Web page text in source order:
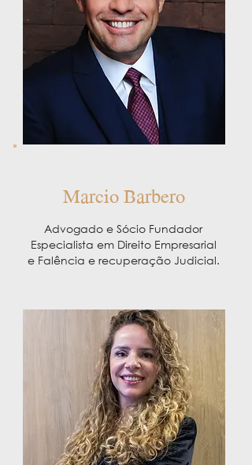
Marcio Barbero
Advogado e Sócio Fundador
Especialista em Direito Empresarial
e Falência e recuperação Judicial.